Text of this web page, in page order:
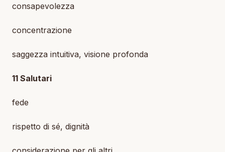
consapevolezza
concentrazione
saggezza intuitiva, visione profonda
11 Salutari
fede
rispetto di sé, dignità